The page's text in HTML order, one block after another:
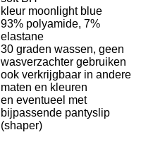
kleur moonlight blue
93% polyamide, 7%
elastane
30 graden wassen, geen
wasverzachter gebruiken
ook verkrijgbaar in andere
maten en kleuren
en eventueel met
bijpassende pantyslip
(shaper)